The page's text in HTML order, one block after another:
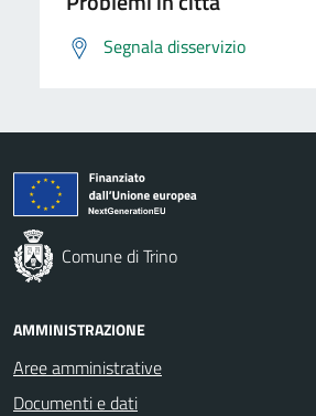
Segnala disservizio
Comune di Trino
AMMINISTRAZIONE
Aree amministrative
Documenti e dati